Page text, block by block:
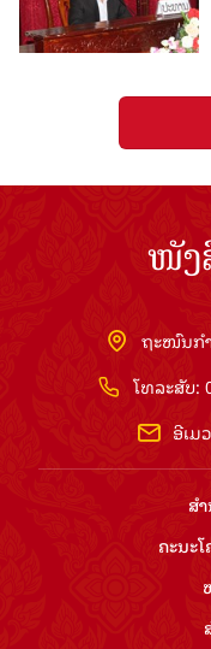
ໜັງ
ຖະໜົນກ
ໂທລະສັບ:
ອີເມ
ສ
ຄະນະ